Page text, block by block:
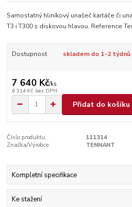
Samostatný hliníkový unašeč kartáče či
T3 i T300 s diskovou hlavou. Reference
Dostupnost skladem do 1-2 týdnů
7 640 Kč/ks
6 314 Kč bez DPH
Přidat do košíku
Číslo produktu:
111314
Značka/Výrobce:
TENNANT
Kompletní specifikace
Ke stažení